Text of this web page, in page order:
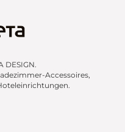
DESIGN.
Accessoires,